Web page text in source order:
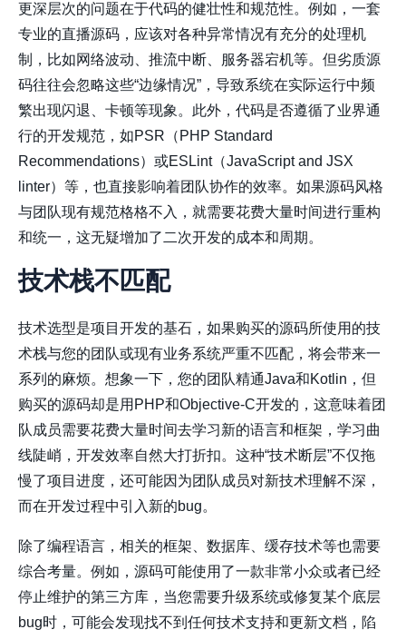
更深层次的问题在于代码的健壮性和规范性。例如，一套
专业的直播源码，应该对各种异常情况有充分的处理机
制，比如网络波动、推流中断、服务器宕机等。但劣质源
码往往会忽略这些“边缘情况”，导致系统在实际运行中频
繁出现闪退、卡顿等现象。此外，代码是否遵循了业界通
行的开发规范，如PSR（PHP Standard
Recommendations）或ESLint（JavaScript and JSX
linter）等，也直接影响着团队协作的效率。如果源码风格
与团队现有规范格格不入，就需要花费大量时间进行重构
和统一，这无疑增加了二次开发的成本和周期。
技术栈不匹配
技术选型是项目开发的基石，如果购买的源码所使用的技
术栈与您的团队或现有业务系统严重不匹配，将会带来一
系列的麻烦。想象一下，您的团队精通Java和Kotlin，但
购买的源码却是用PHP和Objective-C开发的，这意味着团
队成员需要花费大量时间去学习新的语言和框架，学习曲
线陡峭，开发效率自然大打折扣。这种“技术断层”不仅拖
慢了项目进度，还可能因为团队成员对新技术理解不深，
而在开发过程中引入新的bug。
除了编程语言，相关的框架、数据库、缓存技术等也需要
综合考量。例如，源码可能使用了一款非常小众或者已经
停止维护的第三方库，当您需要升级系统或修复某个底层
bug时，可能会发现找不到任何技术支持和更新文档，陷